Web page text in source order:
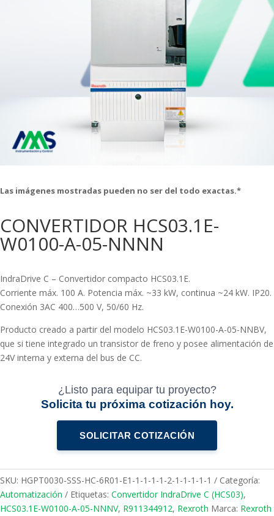
Las imágenes mostradas pueden no ser del todo exactas.*
CONVERTIDOR HCS03.1E-
W0100-A-05-NNNN
IndraDrive C – Convertidor compacto HCS03.1E.
Corriente máx. 100 A. Potencia máx. ~33 kW, continua ~24 kW. IP20.
Conexión 3AC 400…500 V, 50/60 Hz.
Producto creado a partir del modelo HCS03.1E-W0100-A-05-NNBV,
que si tiene integrado un transistor de freno y posee alimentación de
24V interna y externa del bus de CC.
¿Listo para equipar tu proyecto?
Solicita tu próxima cotización hoy.
SOLICITAR COTIZACIÓN
SKU: HGPT0030-SSS-HC-6R01-E1-1-1-1-1-2-1-1-1-1-1
Categoría:
Automatización
Etiquetas: Convertidor IndraDrive C (HCS03),
HCS03.1E-W0100-A-05-NNNV, R911344912, Rexroth Marca: Rexroth